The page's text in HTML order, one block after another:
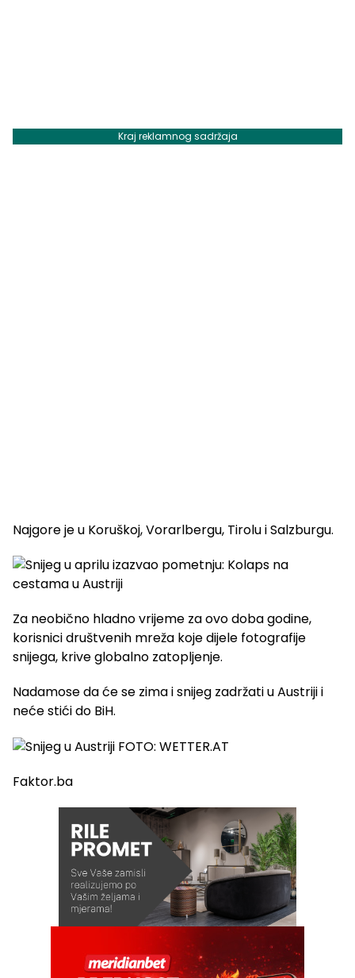
Kraj reklamnog sadržaja
Najgore je u Koruškoj, Vorarlbergu, Tirolu i Salzburgu.
Za neobično hladno vrijeme za ovo doba godine,
korisnici društvenih mreža koje dijele fotografije
snijega, krive globalno zatopljenje.
Nadamose da će se zima i snijeg zadržati u Austriji i
neće stići do BiH.
Faktor.ba